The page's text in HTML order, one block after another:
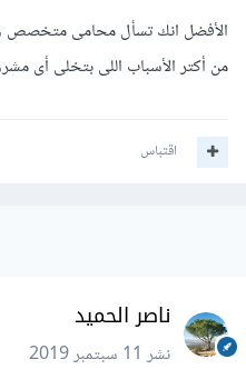
الأفضل انك تسأل محامى متخصص
من أكتر الأسباب اللى بتخلى أى
اقتباس
ناصر الحميد
نشر11 سبتمبر 2019